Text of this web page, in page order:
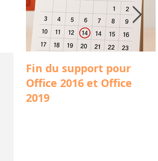
Fin du support pour
Office 2016 et Office
2019